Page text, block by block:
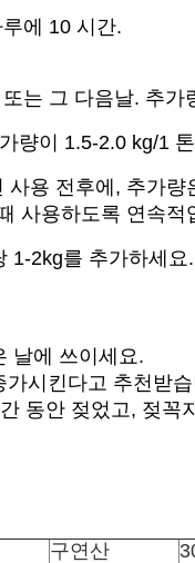
에 10 시간.
는 그 다음날. 추
량이 1.5-2.0 kg/1
용 전후에, 추가
사용하도록 연속적
1-2kg를 추가하세요.
날에 쓰이세요.
시킨다고 추천받
동안 젖었고, 젖
구연산